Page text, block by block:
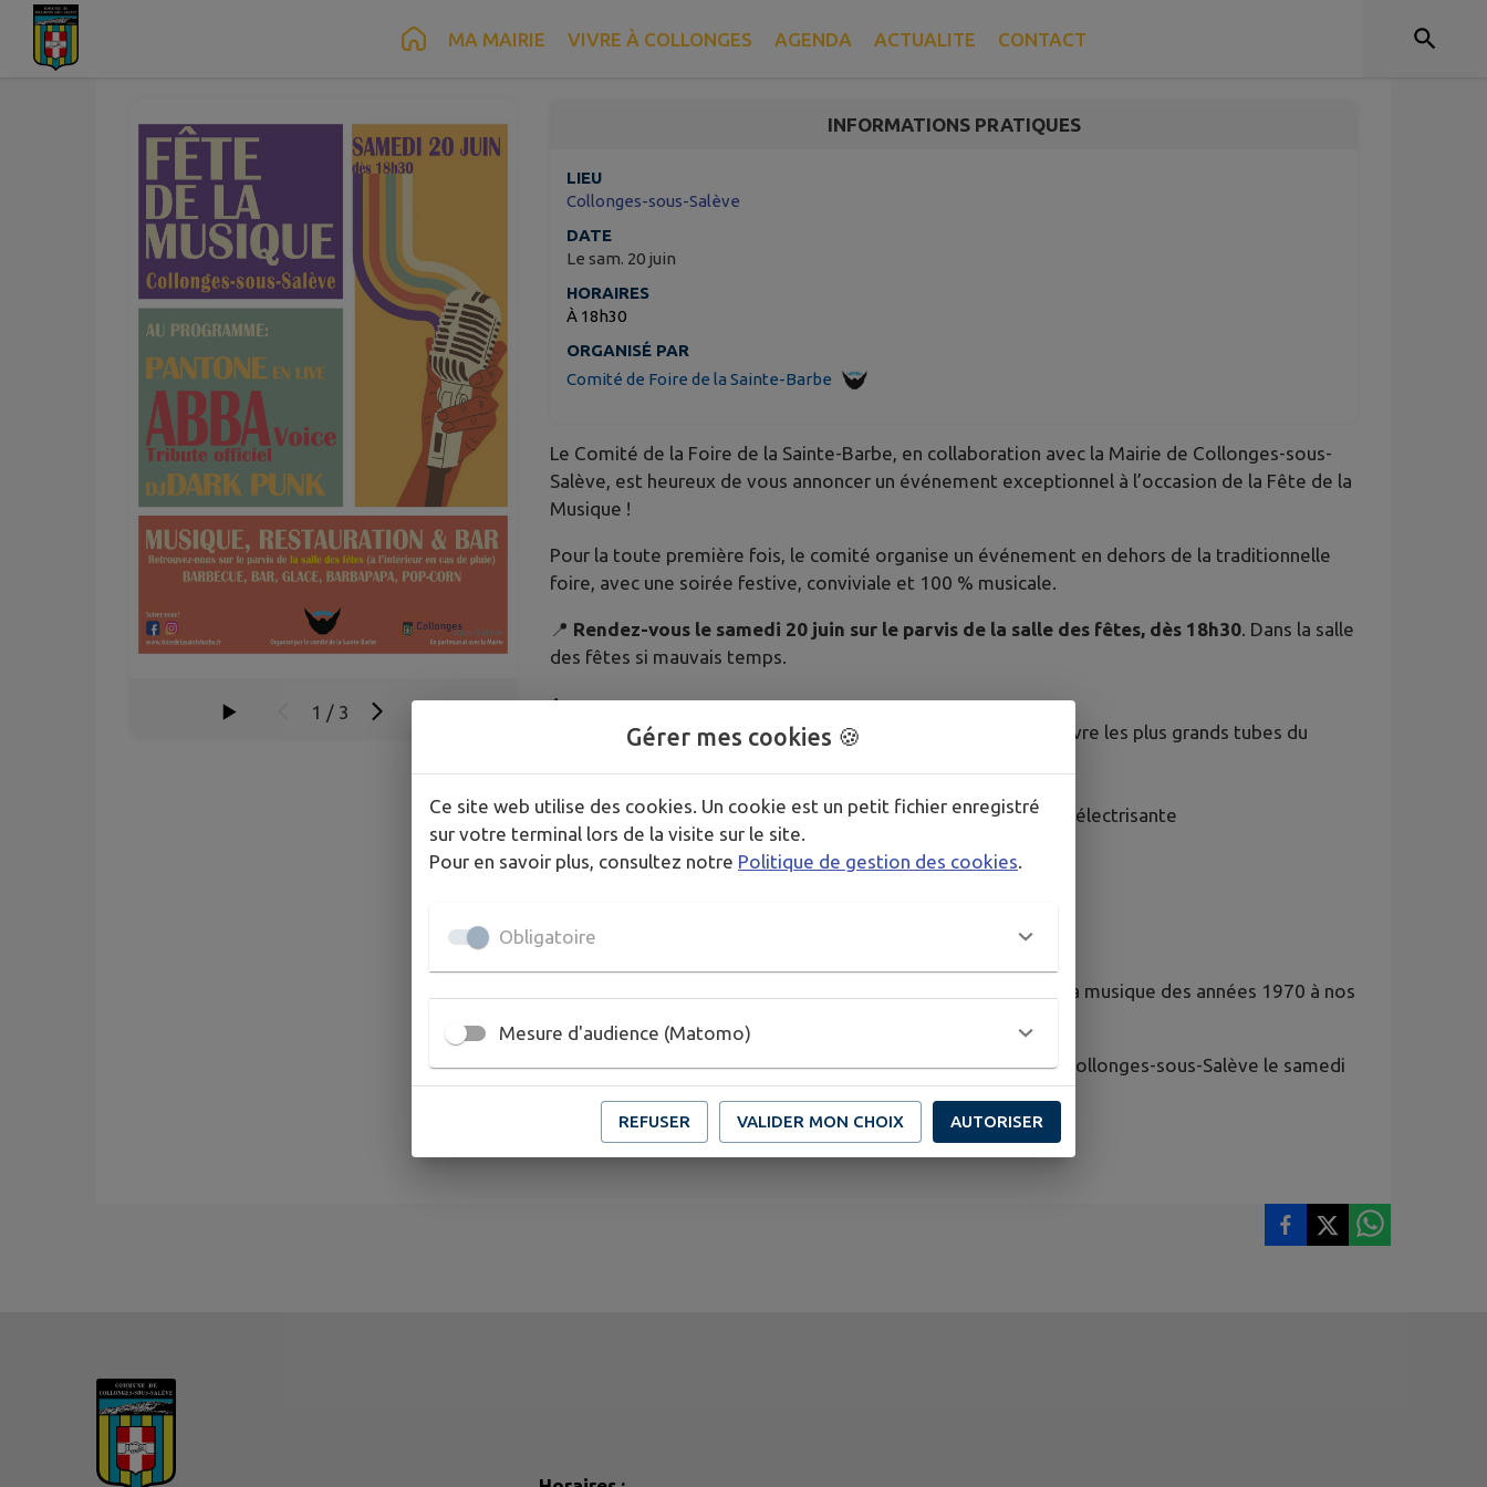
Contenu Pied de page MA MAIRIE VIVRE À COLLONGES AGENDA ACTUALITE CONTACT
1 / 3
INFORMATIONS PRATIQUES
LIEU
Collonges-sous-Salève
DATE
Le sam. 20 juin
HORAIRES
À 18h30
ORGANISÉ PAR
Comité de Foire de la Sainte-Barbe
Le Comité de la Foire de la Sainte-Barbe, en collaboration avec la Mairie de Collonges-sous-
Salève, est heureux de vous annoncer un événement exceptionnel à l’occasion de la Fête de la
Musique !
Pour la toute première fois, le comité organise un événement en dehors de la traditionnelle
foire, avec une soirée festive, conviviale et 100 % musicale.
📍 Rendez-vous le samedi 20 juin sur le parvis de la salle des fêtes, dès 18h30. Dans la salle
des fêtes si mauvais temps.
Au programme :
✨ Le tribute officiel d’ABBA en guest star pour vous faire revivre les plus grands tubes du
🎧 DJ Dark Punk pour clôturer la soirée dans une atmosphère électrisante
Mais aussi :
🎶 Musique et ambiance festive toute la soirée
Une soirée unique à ne pas manquer, placée sous le signe de la musique des années 1970 à nos
Venez nombreux célébrer la Fête de la Musique avec nous à Collonges-sous-Salève le samedi
20 juin dès 18h30 !
Gérer mes cookies 🍪
Ce site web utilise des cookies. Un cookie est un petit fichier enregistré
sur votre terminal lors de la visite sur le site.
Pour en savoir plus, consultez notre Politique de gestion des cookies
Obligatoire
Mesure d'audience (Matomo)
REFUSER VALIDER MON CHOIX AUTORISER